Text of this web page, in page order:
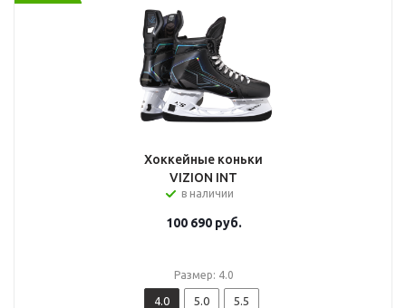
Хоккейные коньки
VIZION INT
в наличии
100 690руб.
Размер: 4.0
4.0 5.0 5.5